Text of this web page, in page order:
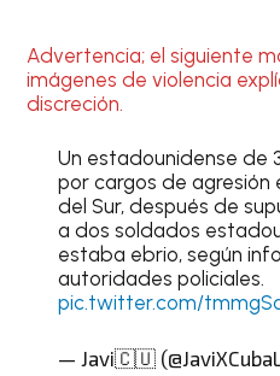
Advertencia; el siguiente
imágenes de violencia
discreción.
Un estadounidense de
por cargos de agresión
del Sur, después de
a dos soldados
estaba ebrio, según
autoridades policiales.
pic.twitter.com/
— Javi🇨🇺